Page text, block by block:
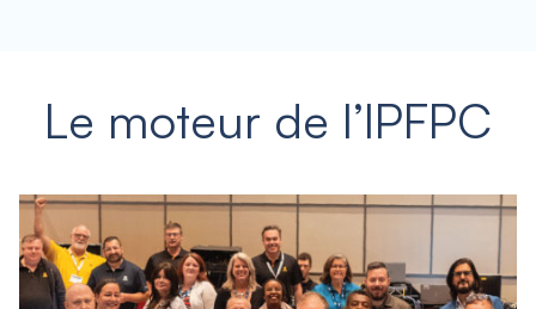
Le moteur de l’IPFPC